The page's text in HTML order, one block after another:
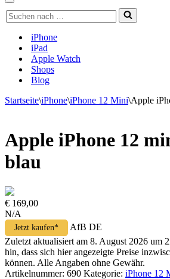
Navigationsmenü
Suchen
nach …
iPhone
iPad
Apple Watch
Shops
Blog
Startseite\iPhone\iPhone 12 Mini\Apple
Apple iPhone 12
blau
€ 169,00
N/A
Jetzt kaufen*
AfB DE
Zuletzt aktualisiert am 8. August 2026 um
hin, dass sich hier angezeigte Preise
können. Alle Angaben ohne Gewähr.
Artikelnummer: 690 Kategorie: iPhone 12